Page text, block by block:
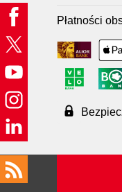
Płatności